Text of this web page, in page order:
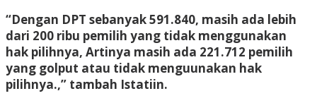
“Dengan DPT sebanyak 591.840, masih ada lebih
dari 200 ribu pemilih yang tidak menggunakan
hak pilihnya, Artinya masih ada 221.712 pemilih
yang golput atau tidak menguunakan hak
pilihnya.,” tambah Istatiin.